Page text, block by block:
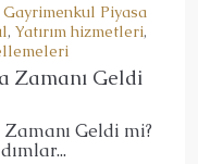
Gayrimenkul Piyasa
, Yatırım hizmetleri,
Zamanı Geldi
Geldi mi?